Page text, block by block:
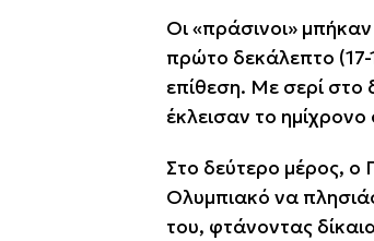
Οι «πράσινοι»
πρώτο δεκάλεπτο
επίθεση. Με σερί στο
έκλεισαν το
Στο δεύτερο μέρος, ο
Ολυμπιακό να
του, φτάνοντας